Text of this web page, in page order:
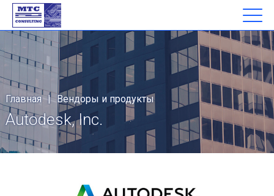
Главная | Вендоры и продукты
Autodesk, Inc.